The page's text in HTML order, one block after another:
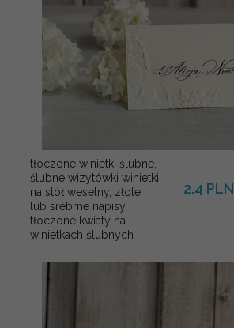
tłoczone winietki ślubne,
ślubne wizytówki winietki
na stół weselny, złote
lub srebrne napisy
tłoczone kwiaty na
winietkach ślubnych
2.4 PLN